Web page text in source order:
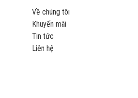
Về chúng tôi
Khuyến mãi
Tin tức
Liên hệ